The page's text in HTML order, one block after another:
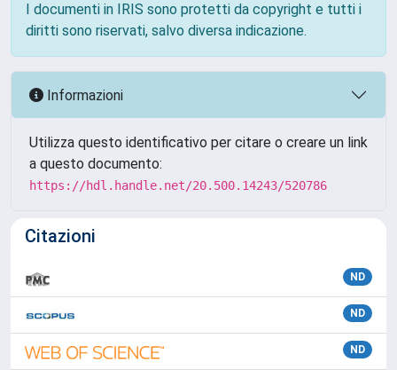
I documenti in IRIS sono protetti da copyright e tutti i
diritti sono riservati, salvo diversa indicazione.
Informazioni
Utilizza questo identificativo per citare o creare un link
a questo documento:
https://hdl.handle.net/20.500.14243/520786
Citazioni
ND
ND
ND